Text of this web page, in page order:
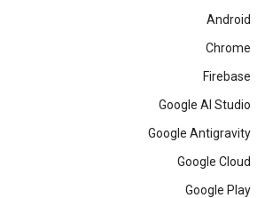
Android
Chrome
Firebase
Google AI Studio
Google Antigravity
Google Cloud
Google Play